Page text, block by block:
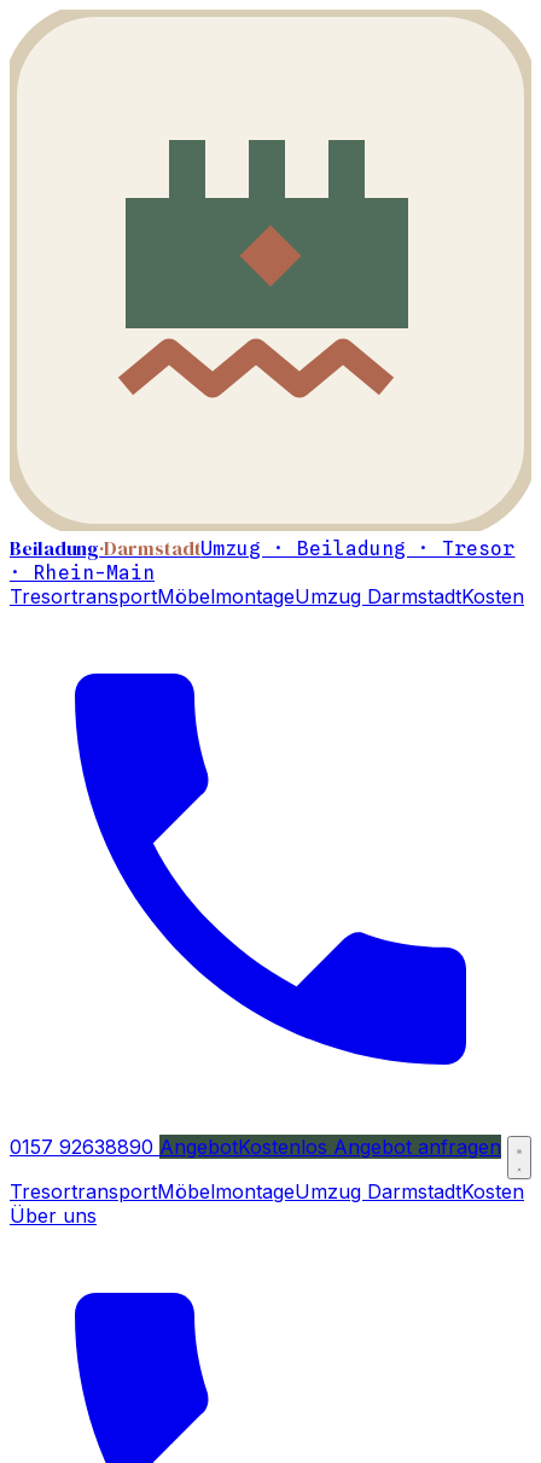
Beiladung·DarmstadtUmzug · Beiladung · Tresor
· Rhein-Main
TresortransportMöbelmontageUmzug DarmstadtKosten
0157 92638890 AngebotKostenlos Angebot anfragen
TresortransportMöbelmontageUmzug DarmstadtKosten
Über uns